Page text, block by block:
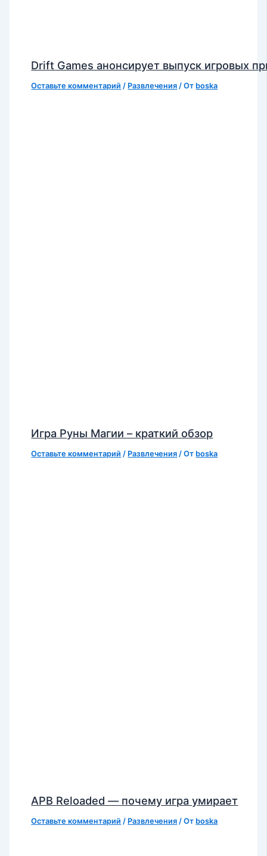
Drift Games анонсирует выпуск игровых
Оставьте комментарий / Развлечения / От boska
Игра Руны Магии – краткий обзор
Оставьте комментарий / Развлечения / От boska
APB Reloaded — почему игра умирает
Оставьте комментарий / Развлечения / От boska